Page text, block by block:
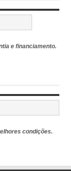
e financiamento.
condições.